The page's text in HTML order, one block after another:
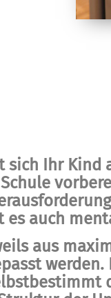
Ihr Kind
auch
aus